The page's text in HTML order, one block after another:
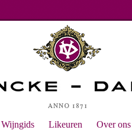
Wijngids Likeuren Over ons